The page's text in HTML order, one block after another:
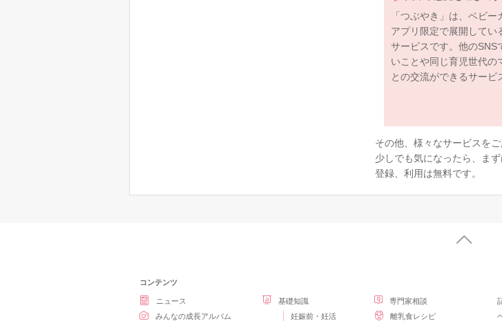
「つぶやき」は、ベビ
アプリ限定で展開してい
サービスです。他のSNS
いことや同じ育児世代の
との交流ができるサービ
その他、様々なサービスをご
少しでも気になったら、ま
登録、利用は無料です。
コンテンツ
ニュース
みんなの成長アルバム
基礎知識
妊娠前・妊活
専門家相談
離乳食レシピ